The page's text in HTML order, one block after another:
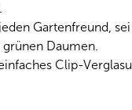
Gartenfreund,
Daumen.
Clip-